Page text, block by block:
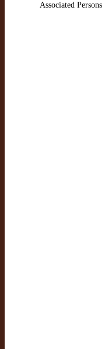
Associated Persons